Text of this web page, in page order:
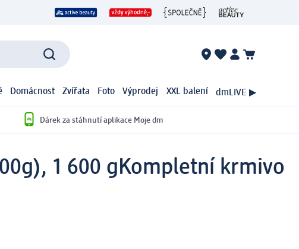
Domácnost Zvířata Foto Výprodej XXL balení dmLIVE ▶
Dárek za stáhnutí aplikace Moje dm
1 600 gKompletní krmivo